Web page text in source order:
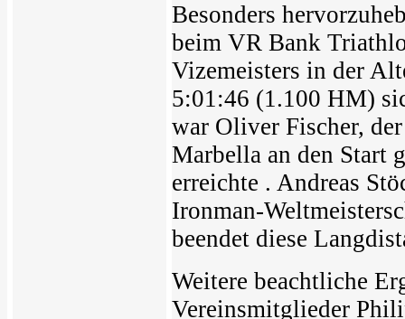
Besonders
beim VR Bank
Vizemeisters in der
5:01:46 (1.100 HM)
war Oliver Fischer,
Marbella an den Start
erreichte . Andreas
Ironman-
beendet diese
Weitere beachtliche
Vereinsmitglieder